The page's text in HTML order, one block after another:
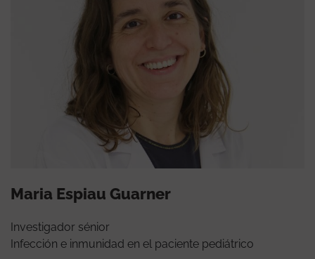
Maria Espiau Guarner
Investigador sénior
Infección e inmunidad en el paciente pediátrico